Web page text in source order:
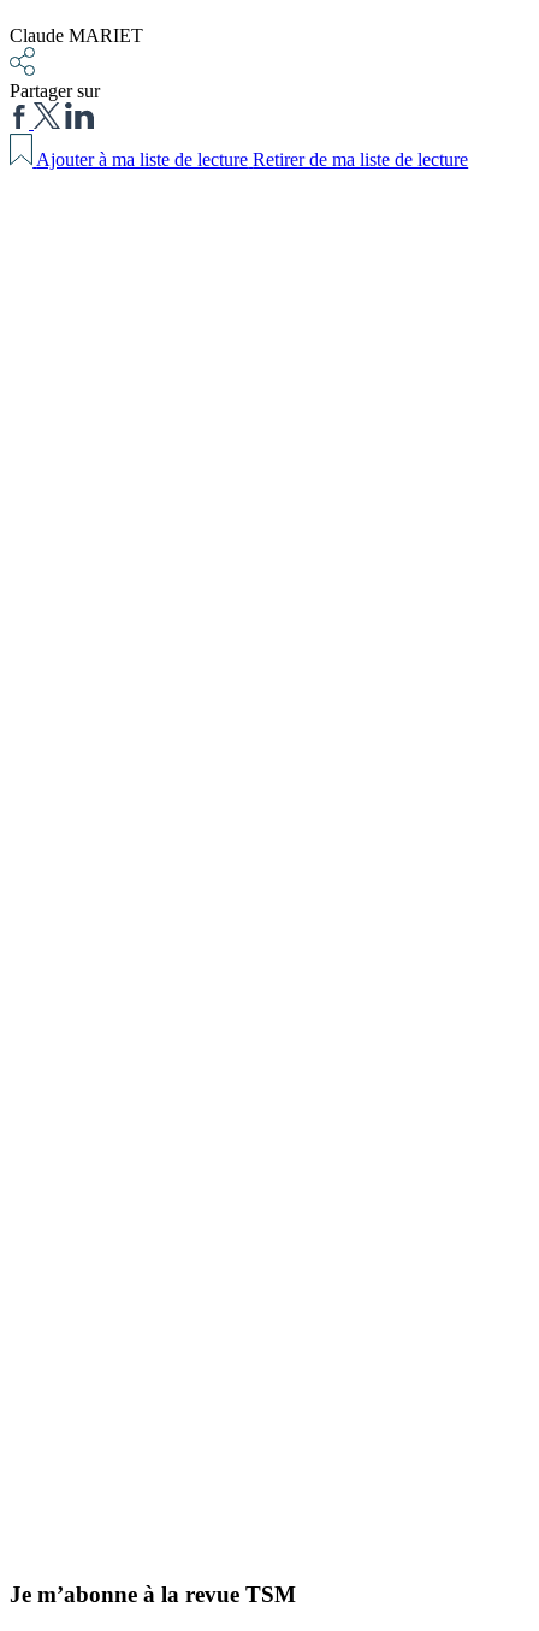
Claude MARIET
Partager sur
Ajouter à ma liste de lecture Retirer de ma liste de lecture
Je m’abonne à la revue TSM